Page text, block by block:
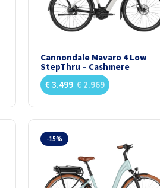
Cannondale Mavaro 4 Low
StepThru – Cashmere
€3.499 €2.969
-15%